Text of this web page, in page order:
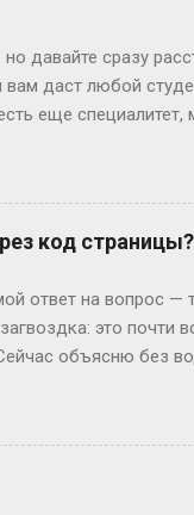
слышат все. Но
выг...
давайте сразу
даст любой
еще специалитет,
Представьте себе
года. Это
–
в России. Четыре
Для них
код страницы?
ответ на вопрос —
это почти
объясню без
ответы и,
хранят что-то
и нет их там! Во
можно было